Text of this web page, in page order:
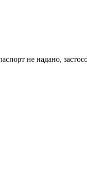
не надано,